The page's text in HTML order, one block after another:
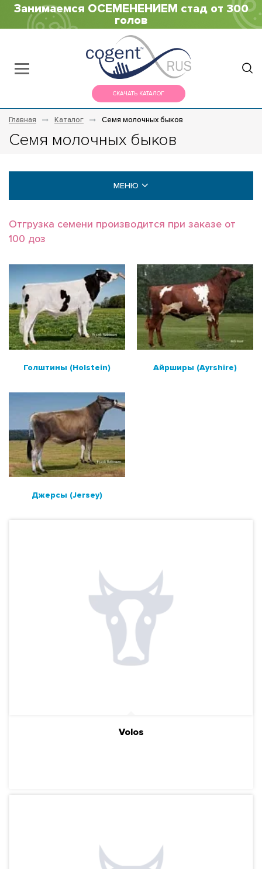
Занимаемся ОСЕМЕНЕНИЕМ стад от 300
голов
СКАЧАТЬ КАТАЛОГ
Главная Каталог Семя молочных быков
Семя молочных быков
МЕНЮ
Айрширы (Ayrshire)
Джерсы (Jersey)
МЯСНЫЕ БЫКИ
РОССИЙСКОЕ ПРОИЗВОДСТВО
МЯСНЫЕ БЫКИ ДЛЯ МОЛОЧНЫХ СТАД
ПОИСК БЫКОВ ПО НОМЕРУ ИЛИ КЛИЧКЕ
РАСХОДНЫЕ МАТЕРИАЛЫ И ОБОРУДОВАНИЕ
Отгрузка семени производится при заказе от
100 доз
Голштины (Holstein) Айрширы (Ayrshire)
Джерсы (Jersey)
Volos